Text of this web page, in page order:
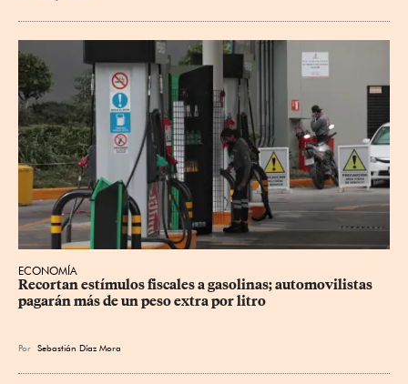
ECONOMÍA
Recortan estímulos fiscales a gasolinas; automovilistas
pagarán más de un peso extra por litro
Por Sebastián Díaz Mora